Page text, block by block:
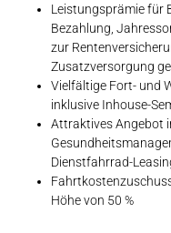
Leistungsprämie für
Bezahlung,
zur
Zusatzversorgung
Vielfältige Fort- und
inklusive Inhouse-
Attraktives Angebot
Dienstfahrrad-
Höhe von 50 %